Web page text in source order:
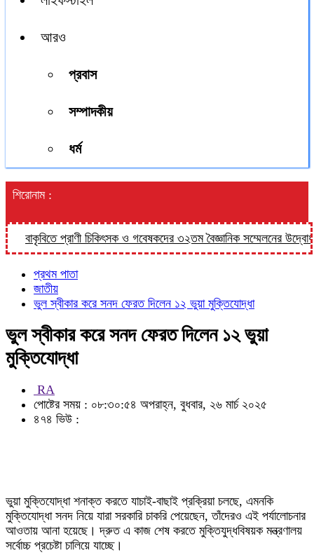
আরও
প্রবাস
সম্পাদকীয়
ধর্ম
শিরোনাম :
বাকৃবিতে প্রাণী চিকিৎসক ও গবেষকদের ৩২তম বৈজ্ঞানিক সম্মেলনের উদ্বোধন
প্রথম পাতা
জাতীয়
ভুল স্বীকার করে সনদ ফেরত দিলেন ১২ ভুয়া মুক্তিযোদ্ধা
ভুল স্বীকার করে সনদ ফেরত দিলেন ১২ ভুয়া
মুক্তিযোদ্ধা
RA
পোষ্টের সময় : ০৮:৩০:৫৪ অপরাহ্ন, বুধবার, ২৬ মার্চ ২০২৫
৪৭৪ ভিউ :
ভুয়া মুক্তিযোদ্ধা শনাক্ত করতে যাচাই-বাছাই প্রক্রিয়া চলছে, এমনকি
মুক্তিযোদ্ধা সনদ নিয়ে যারা সরকারি চাকরি পেয়েছেন, তাঁদেরও এই পর্যালোচনার
আওতায় আনা হয়েছে। দ্রুত এ কাজ শেষ করতে মুক্তিযুদ্ধবিষয়ক মন্ত্রণালয়
সর্বোচ্চ প্রচেষ্টা চালিয়ে যাচ্ছে।